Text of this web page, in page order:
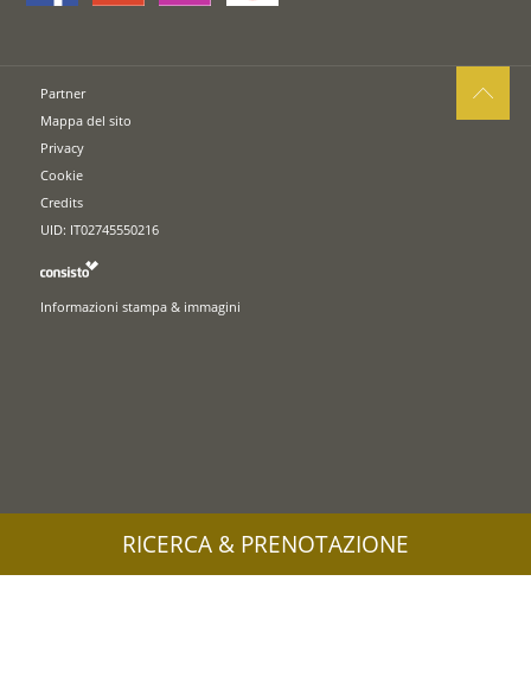
Partner
Mappa del sito
Privacy
Cookie
Credits
UID: IT02745550216
Informazioni stampa & immagini
RICERCA & PRENOTAZIONE